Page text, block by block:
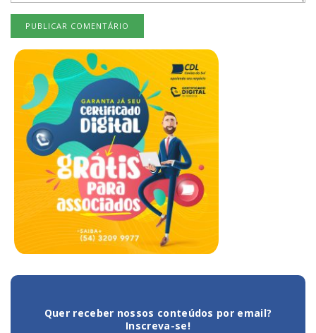
Quer receber nossos conteúdos por email?
Inscreva-se!